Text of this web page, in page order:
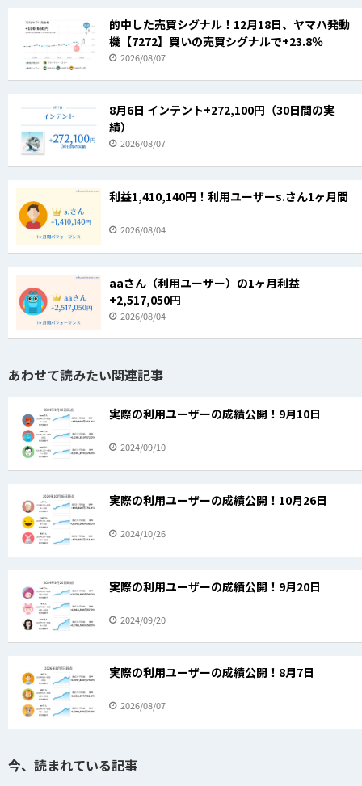
的中した売買シグナル！12月18日、ヤマハ発動
機【7272】買いの売買シグナルで+23.8％
2026/08/07
8月6日 インテント+272,100円（30日間の実
績）
2026/08/07
利益1,410,140円！利用ユーザーs.さん1ヶ月間
2026/08/04
aaさん（利用ユーザー）の1ヶ月利益
+2,517,050円
2026/08/04
あわせて読みたい関連記事
実際の利用ユーザーの成績公開！9月10日
2024/09/10
実際の利用ユーザーの成績公開！10月26日
2024/10/26
実際の利用ユーザーの成績公開！9月20日
2024/09/20
実際の利用ユーザーの成績公開！8月7日
2026/08/07
今、読まれている記事